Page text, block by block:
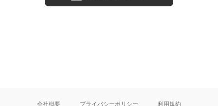
会社概要 プライバシーポリシー 利用規約